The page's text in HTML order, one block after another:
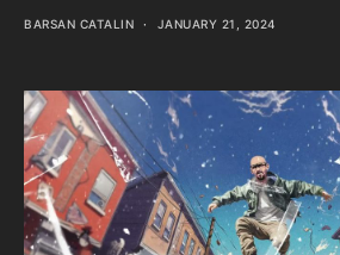
BARSAN CATALIN JANUARY 21, 2024